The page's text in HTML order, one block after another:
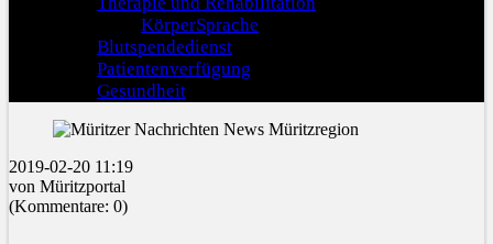
KörperSprache
Blutspendedienst
Patientenverfügung
Gesundheit
2019-02-20 11:19
von Müritzportal
(Kommentare: 0)